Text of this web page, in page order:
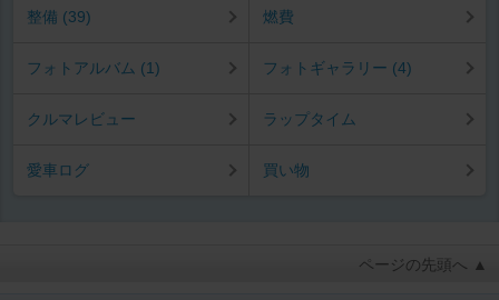
整備 (39) 燃費
フォトアルバム (1) フォトギャラリー (4)
クルマレビュー ラップタイム
愛車ログ 買い物
ページの先頭へ ▲